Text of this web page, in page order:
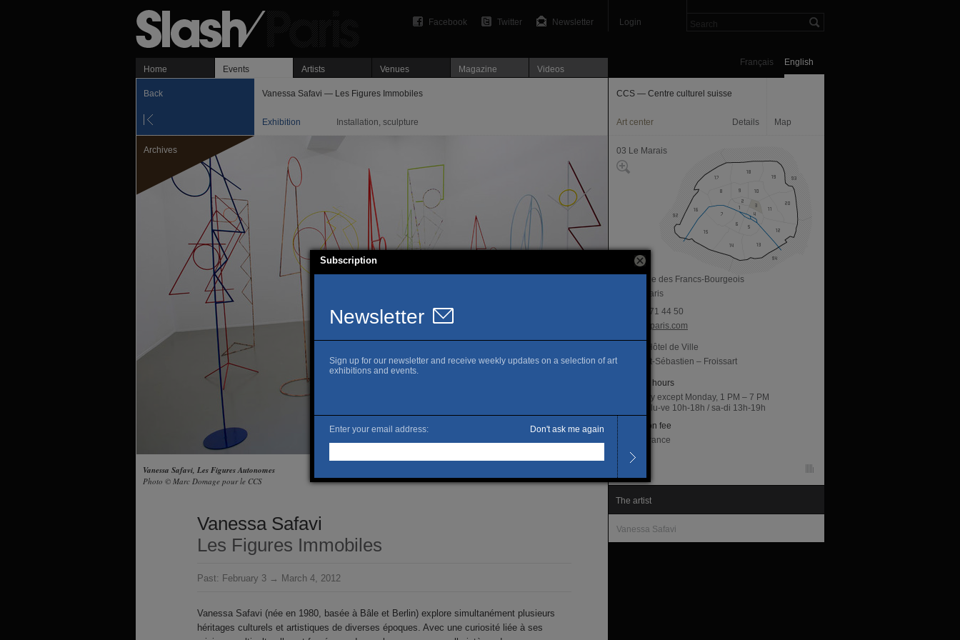
Login
Newsletter
Twitter
Facebook
English
Français
Home Events Artists Venues Magazine Videos
Back Vanessa Safavi — Les Figures Immobiles
Exhibition Installation, sculpture
Archives
Vanessa Safavi, Les Figures Autonomes
Photo © Marc Domage pour le CCS
Vanessa Safavi
Les Figures Immobiles
Past: February 3 → March 4, 2012
Vanessa Safavi (née en 1980, basée à Bâle et Berlin) explore simultanément plusieurs
héritages culturels et artistiques de diverses époques. Avec une curiosité liée à ses
CCS — Centre culturel suisse
Art center Details Map
03 Le Marais
32-38, rue des Francs-Bourgeois
75003 Paris
T. 01 42 71 44 50
www.ccsparis.com
Hôtel de Ville
Saint-Sébastien – Froissart
Opening hours
Every day except Monday, 1 PM – 7 PM
Librairie lu-ve 10h-18h / sa-di 13h-19h
Admission fee
Free entrance
The artist
Vanessa Safavi
Subscription